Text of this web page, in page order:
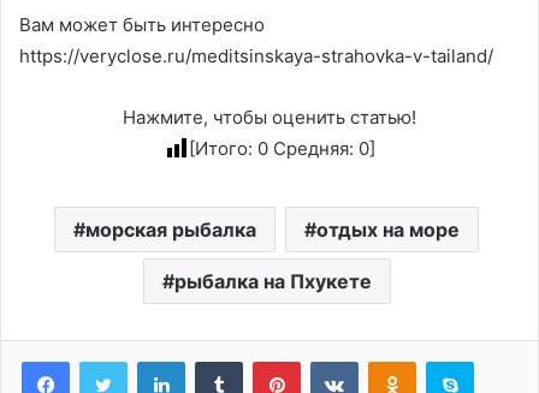
Вам может быть интересно
https://veryclose.ru/meditsinskaya-strahovka-v-tailand/
Нажмите, чтобы оценить статью!
[Итого: 0Средняя: 0]
морская рыбалка отдых на море
рыбалка на Пхукете
LinkedInTumblr PinterestВконтактеОдноклассники
Skype